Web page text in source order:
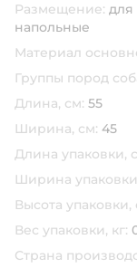
Размещение: для
напольные
Материал
Группы пород
Длина, см: 55
Ширина, см: 45
Длина упаковки,
Ширина
Высота упаковки,
Вес упаковки, кг:
Страна